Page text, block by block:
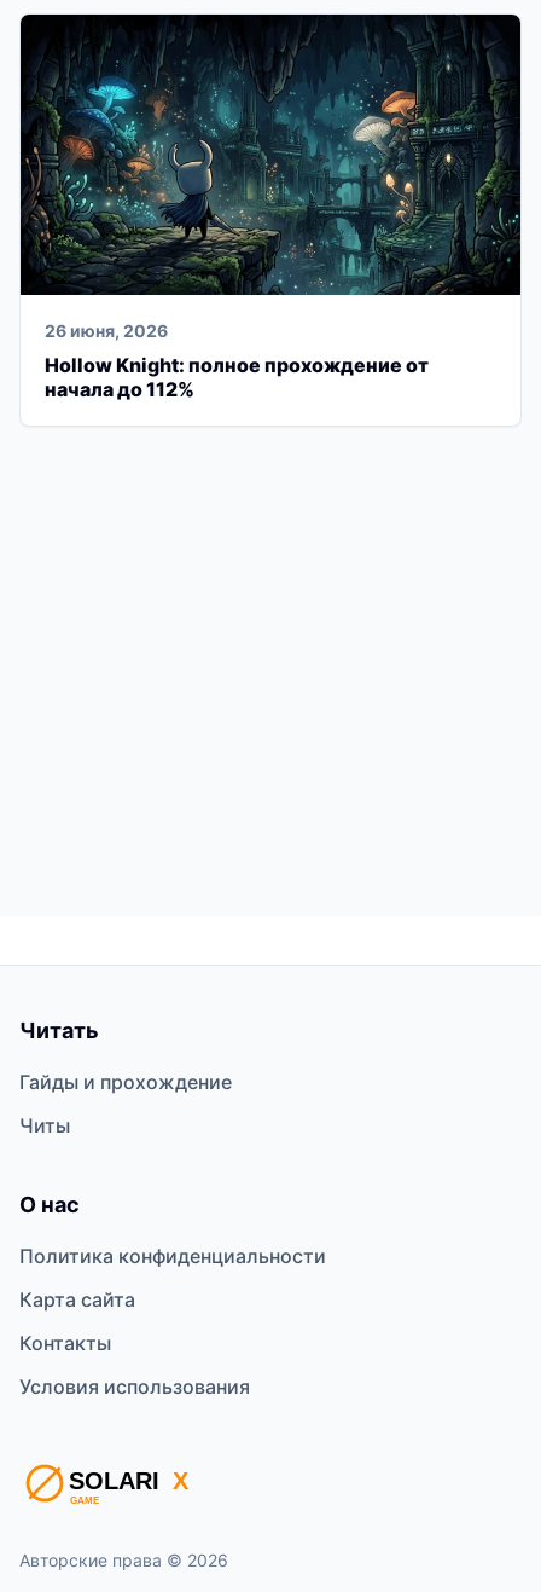
26 июня, 2026
Hollow Knight: полное прохождение от
начала до 112%
Читать
Гайды и прохождение
Читы
О нас
Политика конфиденциальности
Карта сайта
Контакты
Условия использования
Авторские права © 2026